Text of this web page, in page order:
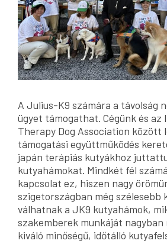
A Julius-K9 számára a távolság
ügyet támogathat. Cégünk és
Therapy Dog Association között
támogatási együttműködés
japán terápiás kutyákhoz
kutyahámokat. Mindkét fél
kapcsolat ez, hiszen nagy
szigetországban még szélesebb
válhatnak a JK9 kutyahámok,
szakemberek munkáját nagyban
kiváló minőségű, időtálló